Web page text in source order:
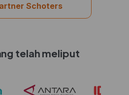
Schoters
telah meliput